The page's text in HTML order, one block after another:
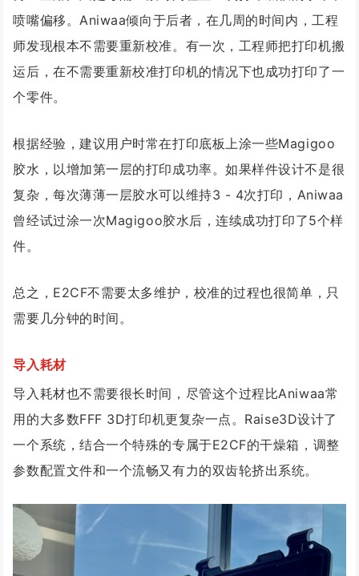
喷嘴偏移。Aniwaa倾向于后者，在几周的时间内，工程
师发现根本不需要重新校准。有一次，工程师把打印机搬
运后，在不需要重新校准打印机的情况下也成功打印了一
个零件。
根据经验，建议用户时常在打印底板上涂一些Magigoo
胶水，以增加第一层的打印成功率。如果样件设计不是很
复杂，每次薄薄一层胶水可以维持3 - 4次打印，Aniwaa
曾经试过涂一次Magigoo胶水后，连续成功打印了5个样
件。
总之，E2CF不需要太多维护，校准的过程也很简单，只
需要几分钟的时间。
导入耗材
导入耗材也不需要很长时间，尽管这个过程比Aniwaa常
用的大多数FFF 3D打印机更复杂一点。Raise3D设计了
一个系统，结合一个特殊的专属于E2CF的干燥箱，调整
参数配置文件和一个流畅又有力的双齿轮挤出系统。